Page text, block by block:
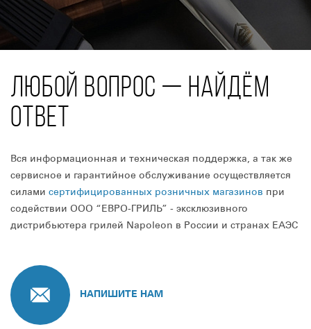
ЛЮБОЙ ВОПРОС — НАЙДЁМ
ОТВЕТ
Вся информационная и техническая поддержка, а так же
сервисное и гарантийное обслуживание осуществляется
силами сертифицированных розничных магазинов при
содействии ООО “ЕВРО-ГРИЛЬ” - эксклюзивного
дистрибьютера грилей Napoleon в России и странах ЕАЭС
НАПИШИТЕ НАМ